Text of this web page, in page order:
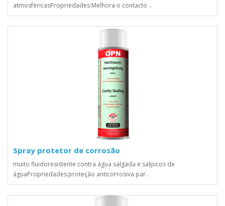
atmosféricasPropriedades:Melhora o contacto ..
Spray protetor de corrosão
muito fluidoresistente contra água salgada e salpicos de
águaPropriedades:proteção anticorrosiva par..